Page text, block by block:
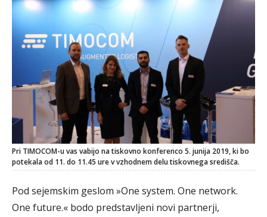
Pri TIMOCOM-u vas vabijo na tiskovno konferenco 5. junija 2019, ki bo
potekala od 11. do 11.45 ure v vzhodnem delu tiskovnega središča.
Pod sejemskim geslom »One system. One network.
One future.« bodo predstavljeni novi partnerji,